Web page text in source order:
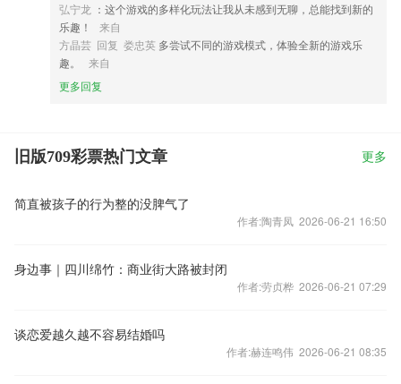
弘宁龙 ：这个游戏的多样化玩法让我从未感到无聊，总能找到新的
乐趣！
来自
方晶芸 回复 娄忠英 多尝试不同的游戏模式，体验全新的游戏乐
趣。
来自
更多回复
旧版709彩票热门文章 更多
简直被孩子的行为整的没脾气了
作者:陶青凤 2026-06-21 16:50
身边事｜四川绵竹：商业街大路被封闭
作者:劳贞桦 2026-06-21 07:29
谈恋爱越久越不容易结婚吗
作者:赫连鸣伟 2026-06-21 08:35